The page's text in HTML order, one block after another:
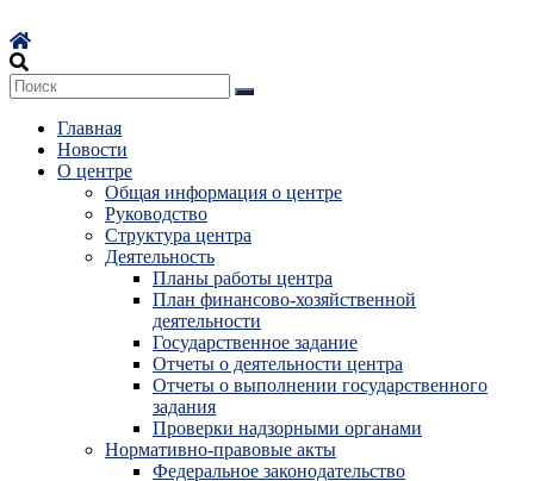
к
содержимому
Главная
Новости
О центре
Общая информация о центре
Руководство
Структура центра
Деятельность
Планы работы центра
План финансово-хозяйственной
деятельности
Государственное задание
Отчеты о деятельности центра
Отчеты о выполнении государственного
задания
Проверки надзорными органами
Нормативно-правовые акты
Федеральное законодательство